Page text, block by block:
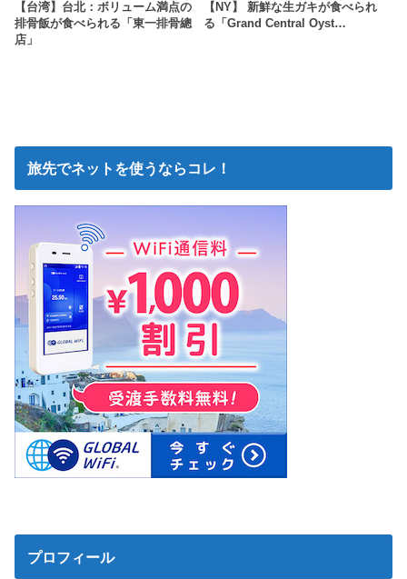
【台湾】台北：ボリューム満点の
排骨飯が食べられる「東一排骨總
店」
【NY】 新鮮な生ガキが食べられ
る「Grand Central Oyst…
旅先でネットを使うならコレ！
プロフィール